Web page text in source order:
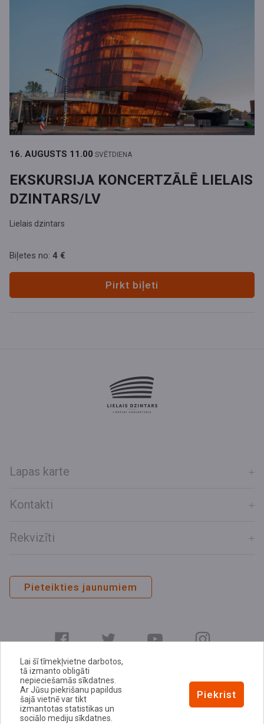
16. AUGUSTS 11.00 SVĒTDIENA
EKSKURSIJA KONCERTZĀLĒ LIELAIS
DZINTARS/LV
Lielais dzintars
Biļetes no: 4 €
Pirkt biļeti
Lapas karte
Kontakti
Rekvizīti
Pieteikties jaunumiem
E-adrese
Privātuma politika
Lai šī tīmekļvietne darbotos,
tā izmanto obligāti
nepieciešamās sīkdatnes.
Ar Jūsu piekrišanu papildus
šajā vietnē var tikt
izmantotas statistikas un
sociālo mediju sīkdatnes.
Piekrist